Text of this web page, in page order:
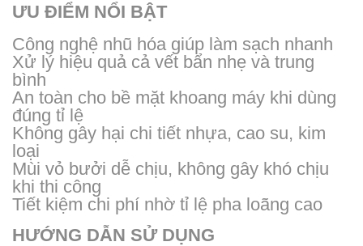
ƯU ĐIỂM NỔI BẬT
Công nghệ nhũ hóa giúp làm sạch nhanh
Xử lý hiệu quả cả vết bẩn nhẹ và trung
bình
An toàn cho bề mặt khoang máy khi dùng
đúng tỉ lệ
Không gây hại chi tiết nhựa, cao su, kim
loại
Mùi vỏ bưởi dễ chịu, không gây khó chịu
khi thi công
Tiết kiệm chi phí nhờ tỉ lệ pha loãng cao
HƯỚNG DẪN SỬ DỤNG